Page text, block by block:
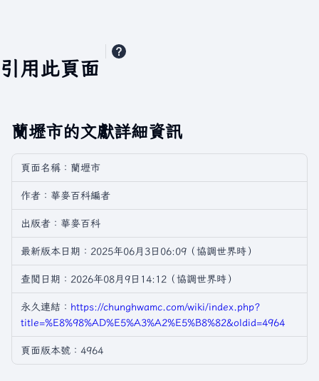
引用此頁面
蘭壢市的文獻詳細資訊
頁面名稱：蘭壢市
作者：華麥百科編者
出版者：華麥百科
最新版本日期：2025年06月3日06:09（協調世界時）
查閲日期：2026年08月9日14:12（協調世界時）
永久連結： https://chunghwamc.com/wiki/index.php?
title=%E8%98%AD%E5%A3%A2%E5%B8%82&oldid=4964
頁面版本號：4964